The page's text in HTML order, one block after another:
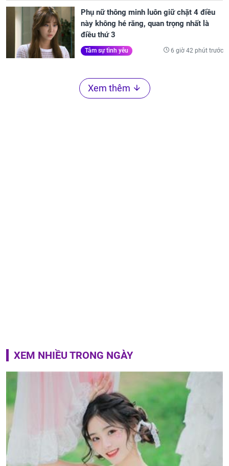
Phụ nữ thông minh luôn giữ chặt 4 điều
này không hé răng, quan trọng nhất là
điều thứ 3
Tâm sự tình yêu 6 giờ 42 phút trước
Xem thêm
XEM NHIỀU TRONG NGÀY